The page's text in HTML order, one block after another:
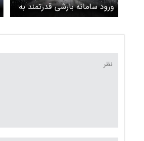
ورود سامانه بارشی قدرتمند به
کشور / هشدار نارنجی برای ۱۶